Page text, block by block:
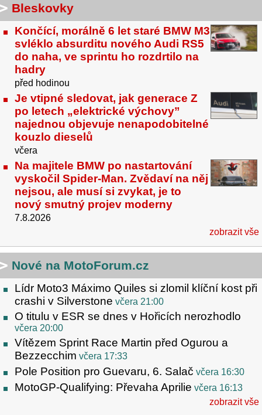
Bleskovky
Končící, morálně 6 let staré BMW M3
svléklo absurditu nového Audi RS5
do naha, ve sprintu ho rozdrtilo na
hadry
před hodinou
Je vtipné sledovat, jak generace Z
po letech „elektrické výchovy”
najednou objevuje nenapodobitelné
kouzlo dieselů
včera
Na majitele BMW po nastartování
vyskočil Spider-Man. Zvědaví na něj
nejsou, ale musí si zvykat, je to
nový smutný projev moderny
7.8.2026
zobrazit vše
Nové na MotoForum.cz
Lídr Moto3 Máximo Quiles si zlomil klíční kost při
crashi v Silverstone včera 21:00
O titulu v ESR se dnes v Hořicích nerozhodlo
včera 20:00
Vítězem Sprint Race Martin před Ogurou a
Bezzecchim včera 17:33
Pole Position pro Guevaru, 6. Salač včera 16:30
MotoGP-Qualifying: Převaha Aprilie včera 16:13
zobrazit vše